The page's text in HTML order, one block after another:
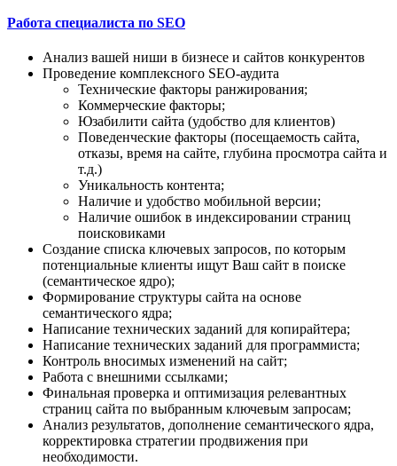
Работа специалиста по SEO
Анализ вашей ниши в бизнесе и сайтов конкурентов
Проведение комплексного SEO-аудита
Технические факторы ранжирования;
Коммерческие факторы;
Юзабилити сайта (удобство для клиентов)
Поведенческие факторы (посещаемость сайта,
отказы, время на сайте, глубина просмотра сайта и
т.д.)
Уникальность контента;
Наличие и удобство мобильной версии;
Наличие ошибок в индексировании страниц
поисковиками
Создание списка ключевых запросов, по которым
потенциальные клиенты ищут Ваш сайт в поиске
(семантическое ядро);
Формирование структуры сайта на основе
семантического ядра;
Написание технических заданий для копирайтера;
Написание технических заданий для программиста;
Контроль вносимых изменений на сайт;
Работа с внешними ссылками;
Финальная проверка и оптимизация релевантных
страниц сайта по выбранным ключевым запросам;
Анализ результатов, дополнение семантического ядра,
корректировка стратегии продвижения при
необходимости.